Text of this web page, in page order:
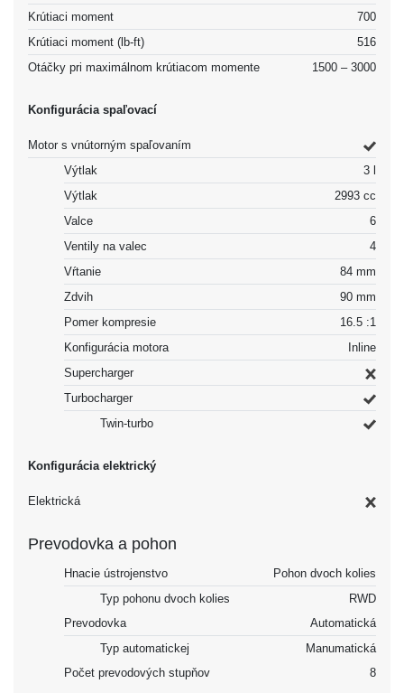
Krútiaci moment
700
Krútiaci moment (lb-ft)
516
Otáčky pri maximálnom krútiacom momente
1500 – 3000
Konfigurácia spaľovací
Motor s vnútorným spaľovaním
Výtlak
3 l
Výtlak
2993 cc
Valce
6
Ventily na valec
4
Vŕtanie
84 mm
Zdvih
90 mm
Pomer kompresie
16.5 :1
Konfigurácia motora
Inline
Supercharger
Turbocharger
Twin-turbo
Konfigurácia elektrický
Elektrická
Prevodovka a pohon
Hnacie ústrojenstvo
Pohon dvoch kolies
Typ pohonu dvoch kolies
RWD
Prevodovka
Automatická
Typ automatickej
Manumatická
Počet prevodových stupňov
8